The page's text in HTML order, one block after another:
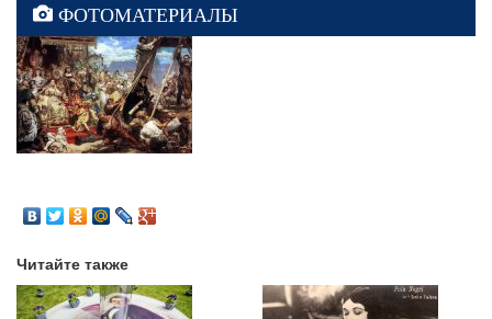
ФОТОМАТЕРИАЛЫ
Читайте также